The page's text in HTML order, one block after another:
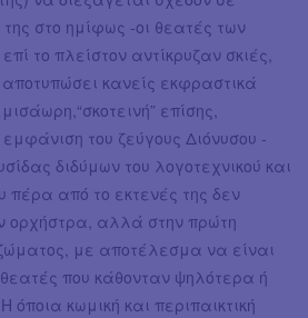
στο ημίφως -οι θεατές των
το πλείστον αντίκρυζαν σκιές,
κανείς εκφραστικά
επίσης,
του ζεύγους Διόνυσου -
διδύμων του λογοτεχνικού και
πέρα από το εκτενές της δεν
ορχήστρα, αλλά στην πρώτη
με αποτέλεσμα να είναι
που κάθονταν ψηλότερα ή
όποια κωμική και περιπαικτική